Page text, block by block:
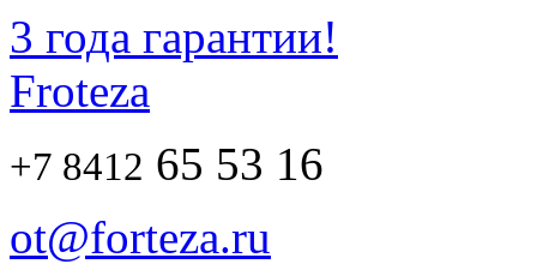
3 года гарантии!
Froteza
+7 8412 65 53 16
ot@forteza.ru